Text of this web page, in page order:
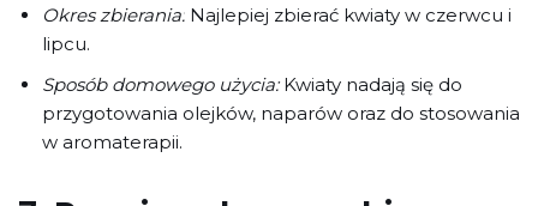
Okres zbierania: Najlepiej zbierać kwiaty w czerwcu i
lipcu.
Sposób domowego użycia:Kwiaty nadają się do
przygotowania olejków, naparów oraz do stosowania
w aromaterapii.